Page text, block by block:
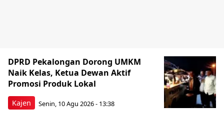
Kajen
DPRD Pekalongan Dorong UMKM
Naik Kelas, Ketua Dewan Aktif
Promosi Produk Lokal
Senin, 10 Agu 2026 - 13:38